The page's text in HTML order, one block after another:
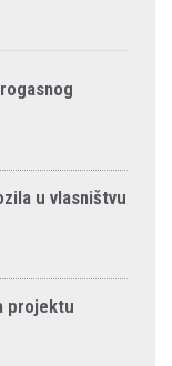
u vlasništvu
projektu